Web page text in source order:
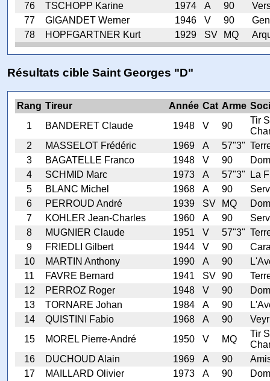
76
TSCHOPP Karine 1974 A 90
77
GIGANDET Werner 1946 V 90
78
HOPFGARTNER Kurt 1929 SV MQ
Résultats cible Saint Georges "D"
Rang Tireur Année Cat Arme
1
BANDERET Claude 1948 V 90
Tir
2
MASSELOT Frédéric 1969 A 57"3"
3
BAGATELLE Franco 1948 V 90
4
SCHMID Marc 1973 A 57"3"
La
5
BLANC Michel 1968 A 90
6
PERROUD André 1939 SV MQ
7
KOHLER Jean-Charles 1960 A 90
8
MUGNIER Claude 1951 V 57"3"
9
FRIEDLI Gilbert 1944 V 90
10
MARTIN Anthony 1990 A 90
11
FAVRE Bernard 1941 SV 90
12
PERROZ Roger 1948 V 90
13
TORNARE Johan 1984 A 90
14
QUISTINI Fabio 1968 A 90
15
MOREL Pierre-André 1950 V MQ
Tir
16
DUCHOUD Alain 1969 A 90
17
MAILLARD Olivier 1973 A 90